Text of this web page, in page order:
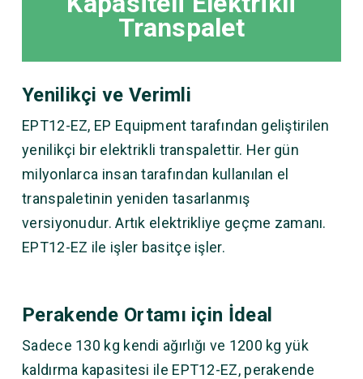
Transpalet
Yenilikçi ve Verimli
EPT12-EZ, EP Equipment tarafından geliştirilen
yenilikçi bir elektrikli transpalettir. Her gün
milyonlarca insan tarafından kullanılan el
transpaletinin yeniden tasarlanmış
versiyonudur. Artık elektrikliye geçme zamanı.
EPT12-EZ ile işler basitçe işler.
Perakende Ortamı için İdeal
Sadece 130 kg kendi ağırlığı ve 1200 kg yük
kaldırma kapasitesi ile EPT12-EZ, perakende